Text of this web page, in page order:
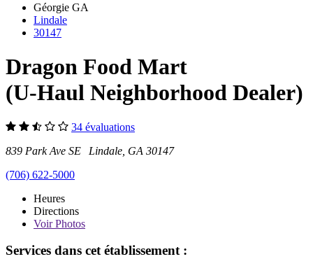
Géorgie GA
Lindale
30147
Dragon Food Mart
(U-Haul Neighborhood Dealer)
34 évaluations
839 Park Ave SE Lindale, GA 30147
(706) 622-5000
Heures
Directions
VoirPhotos
Services dans cet établissement :